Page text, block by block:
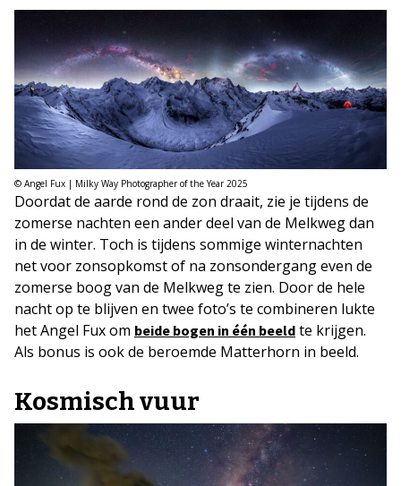
© Angel Fux | Milky Way Photographer of the Year 2025
Doordat de aarde rond de zon draait, zie je tijdens de
zomerse nachten een ander deel van de Melkweg dan
in de winter. Toch is tijdens sommige winternachten
net voor zonsopkomst of na zonsondergang even de
zomerse boog van de Melkweg te zien. Door de hele
nacht op te blijven en twee foto’s te combineren lukte
het Angel Fux om beide bogen in één beeld te krijgen.
Als bonus is ook de beroemde Matterhorn in beeld.
Kosmisch vuur